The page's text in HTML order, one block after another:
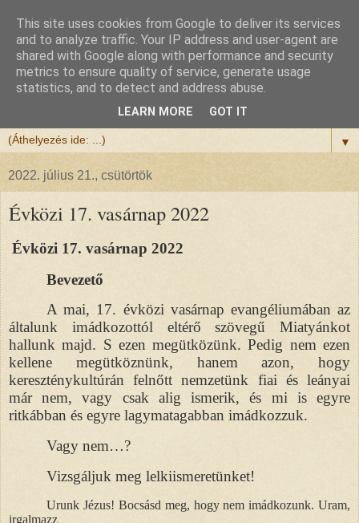
Félix atya
Szeretettel köszöntöm a honlapomra ellátogatót.
▼
2022. július 21., csütörtök
Évközi 17. vasárnap 2022
Évközi 17. vasárnap 2022
Bevezető
A mai, 17. évközi vasárnap evangéliumában az
általunk imádkozottól eltérő szövegű Miatyánkot
hallunk majd. S ezen megütközünk. Pedig nem ezen
kellene megütköznünk, hanem azon, hogy
kereszténykultúrán felnőtt nemzetünk fiai és leányai
már nem, vagy csak alig ismerik, és mi is egyre
ritkábban és egyre lagymatagabban imádkozzuk.
Vagy nem…?
Vizsgáljuk meg lelkiismeretünket!
Urunk Jézus! Bocsásd meg, hogy nem imádkozunk. Uram,
irgalmazz
This site uses cookies from Google to deliver its services
and to analyze traffic. Your IP address and user-agent are
shared with Google along with performance and security
metrics to ensure quality of service, generate usage
statistics, and to detect and address abuse.
LEARN MORE GOT IT